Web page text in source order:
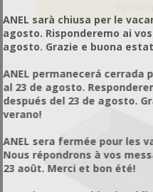
μελίσσι χωρίς να
ενοχλούν αυτές ,
ψυχρές καιρικές
κυψέλης στο πιο ζεστό
περίπτωση λεηλασίας
καλύτερη λήψη της
διεγερτική τροφοδοσία.
ταυτόχρονα και μόνωση
με το κάθετο φράγμα-
μπορείτε να ταΐζετε
ANEL sarà chiusa per le
agosto. Risponderemo ai
agosto. Grazie e buona
ANEL permanecerá cerrada
al 23 de agosto.
después del 23 de agosto.
verano!
ANEL sera fermée pour les
Nous répondrons à vos
23 août. Merci et bon été!